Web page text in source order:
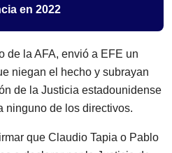
en 2022
de la AFA, envió a EFE un
niegan el hecho y subrayan
de la Justicia estadounidense
ninguno de los directivos.
que Claudio Tapia o Pablo